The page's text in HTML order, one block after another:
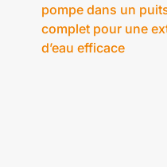
pompe dans un
complet pour une
d’eau efficace